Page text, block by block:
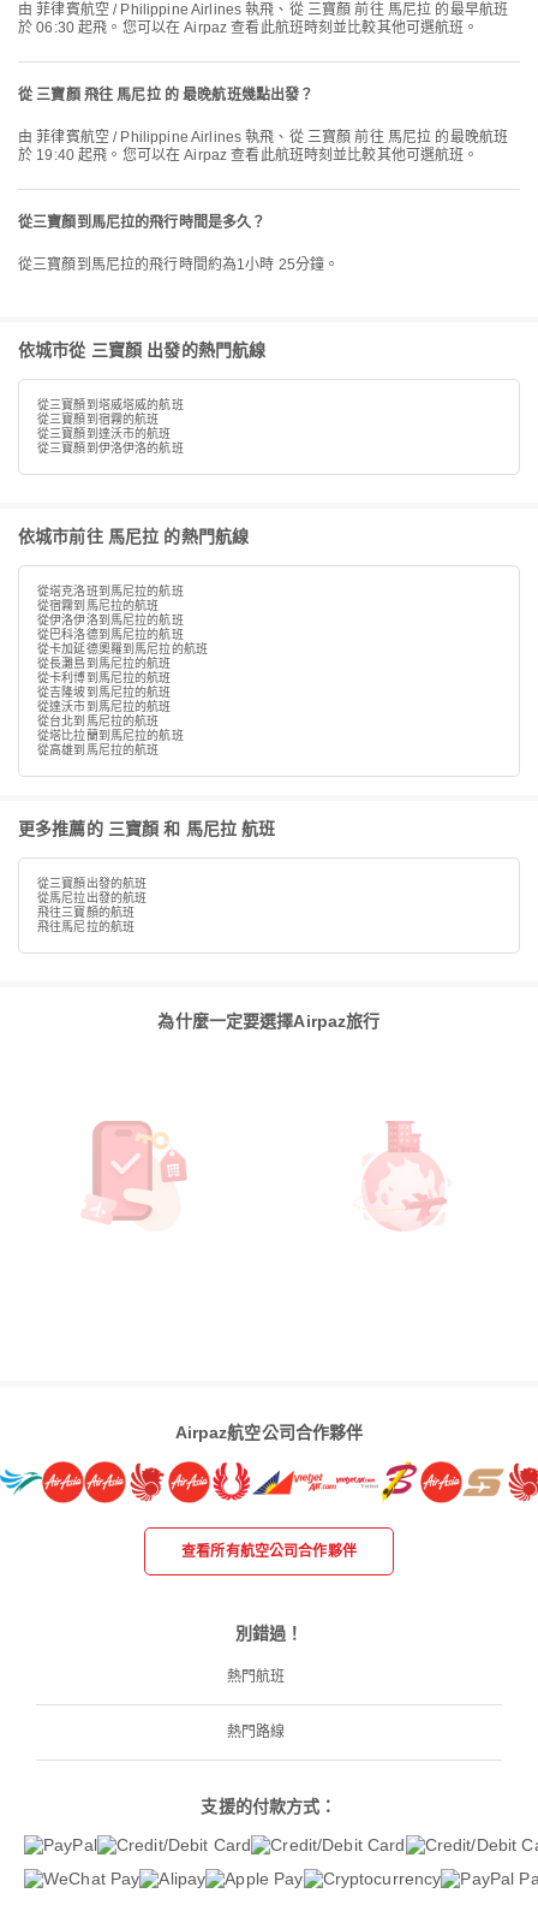
由 菲律賓航空 / Philippine Airlines 執飛、從 三寶顏 前往 馬尼拉 的最早航班
於 06:30 起飛。您可以在 Airpaz 查看此航班時刻並比較其他可選航班。
從 三寶顏 飛往 馬尼拉 的 最晚航班幾點出發？
由 菲律賓航空 / Philippine Airlines 執飛、從 三寶顏 前往 馬尼拉 的最晚航班
於 19:40 起飛。您可以在 Airpaz 查看此航班時刻並比較其他可選航班。
從三寶顏到馬尼拉的飛行時間是多久？
從三寶顏到馬尼拉的飛行時間約為1小時 25分鐘。
依城市從 三寶顏 出發的熱門航線
從三寶顏到塔威塔威的航班
從三寶顏到宿霧的航班
從三寶顏到達沃市的航班
從三寶顏到伊洛伊洛的航班
依城市前往 馬尼拉 的熱門航線
從塔克洛班到馬尼拉的航班
從宿霧到馬尼拉的航班
從伊洛伊洛到馬尼拉的航班
從巴科洛德到馬尼拉的航班
從卡加延德奧羅到馬尼拉的航班
從長灘島到馬尼拉的航班
從卡利博到馬尼拉的航班
從吉隆坡到馬尼拉的航班
從達沃市到馬尼拉的航班
從台北到馬尼拉的航班
從塔比拉蘭到馬尼拉的航班
從高雄到馬尼拉的航班
更多推薦的 三寶顏 和 馬尼拉 航班
從三寶顏出發的航班
從馬尼拉出發的航班
飛往三寶顏的航班
飛往馬尼拉的航班
為什麼一定要選擇Airpaz旅行
Airpaz航空公司合作夥伴
查看所有航空公司合作夥伴
別錯過！
熱門航班
熱門路線
支援的付款方式：